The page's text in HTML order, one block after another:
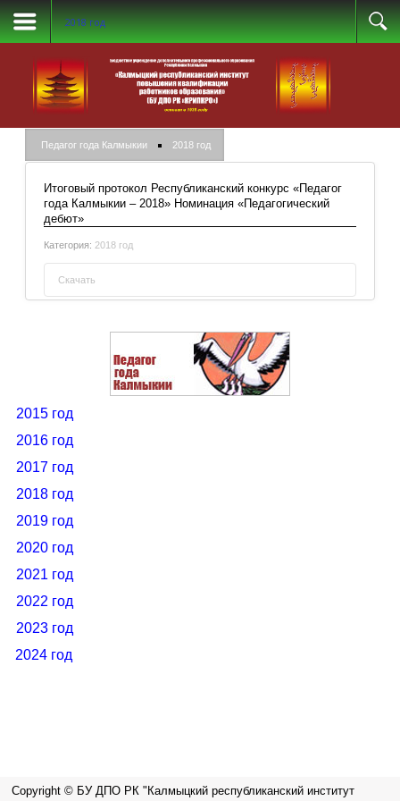
2018 год
Педагог года Калмыкии 2018 год
Итоговый протокол Республиканский конкурс «Педагог
года Калмыкии – 2018» Номинация «Педагогический
дебют»
Категория: 2018 год
Скачать
«Педагог года Калмыкии – 2018» Номинация
«Педагогический дебют»
2015 год
2016 год
2017 год
2018 год
2019 год
2020 год
2021 год
2022 год
2023 год
2024 год
Copyright © БУ ДПО РК "Калмыцкий республиканский институт